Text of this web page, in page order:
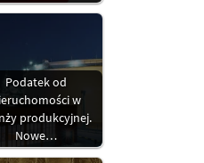
Podatek od
w
produkcyjnej.
Nowe…